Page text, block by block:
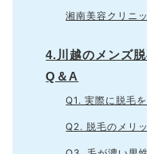
湘南美容クリニ
4.川越のメンズ
Q＆A
Q1. 実際に脱毛
Q2. 脱毛のメリ